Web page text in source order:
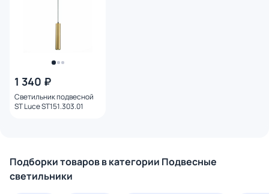
1 340 ₽
Светильник подвесной
ST Luce ST151.303.01
Подборки товаров в категории Подвесные
светильники